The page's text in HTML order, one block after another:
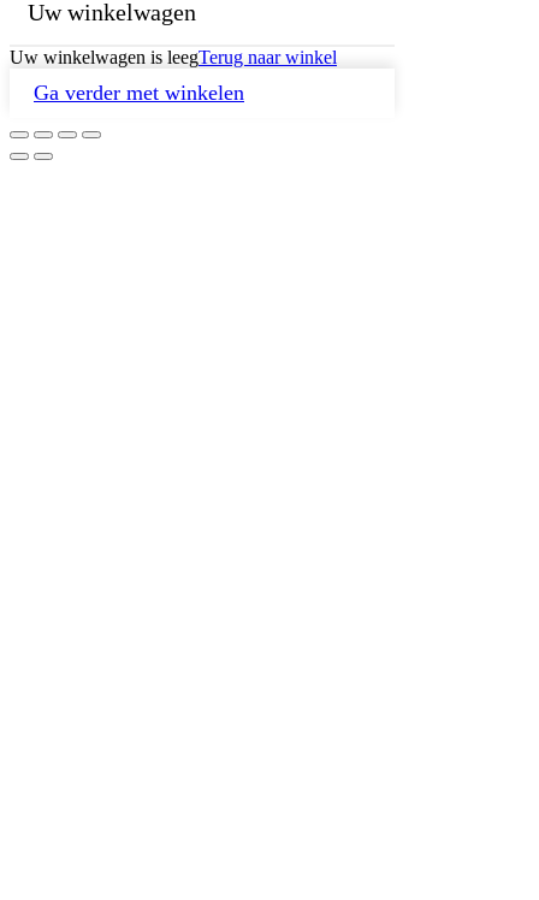
Uw winkelwagen
Uw winkelwagen is leegTerug naar winkel
Ga verder met winkelen